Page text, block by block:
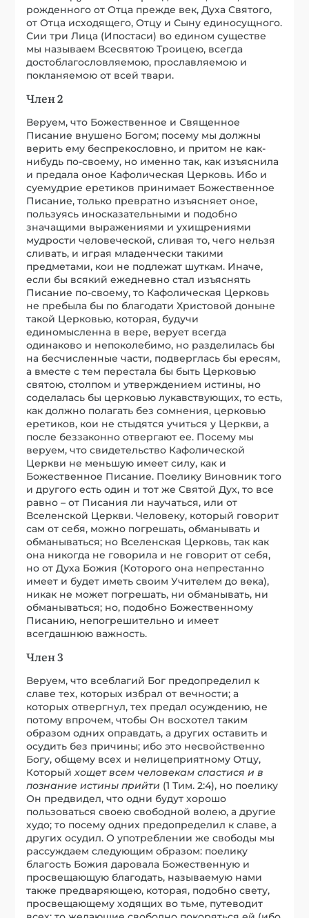
рожденного от Отца прежде век, Духа Святого,
от Отца исходящего, Отцу и Сыну единосущного.
Сии три Лица (Ипостаси) во едином существе
мы называем Всесвятою Троицею, всегда
достоблагословляемою, прославляемою и
покланяемою от всей твари.
Член 2
Веруем, что Божественное и Священное
Писание внушено Богом; посему мы должны
верить ему беспрекословно, и притом не как-
нибудь по-своему, но именно так, как изъяснила
и предала оное Кафолическая Церковь. Ибо и
суемудрие еретиков принимает Божественное
Писание, только превратно изъясняет оное,
пользуясь иносказательными и подобно
значащими выражениями и ухищрениями
мудрости человеческой, сливая то, чего нельзя
сливать, и играя младенчески такими
предметами, кои не подлежат шуткам. Иначе,
если бы всякий ежедневно стал изъяснять
Писание по-своему, то Кафолическая Церковь
не пребыла бы по благодати Христовой доныне
такой Церковью, которая, будучи
единомысленна в вере, верует всегда
одинаково и непоколебимо, но разделилась бы
на бесчисленные части, подверглась бы ересям,
а вместе с тем перестала бы быть Церковью
святою, столпом и утверждением истины, но
соделалась бы церковью лукавствующих, то есть,
как должно полагать без сомнения, церковью
еретиков, кои не стыдятся учиться у Церкви, а
после беззаконно отвергают ее. Посему мы
веруем, что свидетельство Кафолической
Церкви не меньшую имеет силу, как и
Божественное Писание. Поелику Виновник того
и другого есть один и тот же Святой Дух, то все
равно – от Писания ли научаться, или от
Вселенской Церкви. Человеку, который говорит
сам от себя, можно погрешать, обманывать и
обманываться; но Вселенская Церковь, так как
она никогда не говорила и не говорит от себя,
но от Духа Божия (Которого она непрестанно
имеет и будет иметь своим Учителем до века),
никак не может погрешать, ни обманывать, ни
обманываться; но, подобно Божественному
Писанию, непогрешительно и имеет
всегдашнюю важность.
Член 3
Веруем, что всеблагий Бог предопределил к
славе тех, которых избрал от вечности; а
которых отвергнул, тех предал осуждению, не
потому впрочем, чтобы Он восхотел таким
образом одних оправдать, а других оставить и
осудить без причины; ибо это несвойственно
Богу, общему всех и нелицеприятному Отцу,
Которыйхощет всем человекам спастися и в
познание истины прийти (1 Тим. 2:4), но поелику
Он предвидел, что одни будут хорошо
пользоваться своею свободной волею, а другие
худо; то посему одних предопределил к славе, а
других осудил. О употреблении же свободы мы
рассуждаем следующим образом: поелику
благость Божия даровала Божественную и
просвещающую благодать, называемую нами
также предваряющею, которая, подобно свету,
просвещающему ходящих во тьме, путеводит